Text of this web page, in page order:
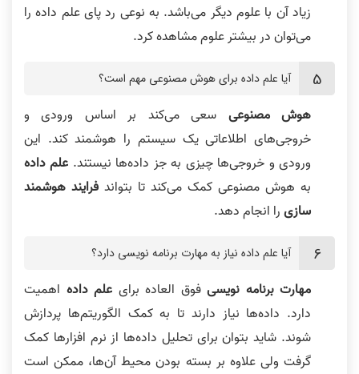
زیاد آن با علوم دیگر می‌باشد. به نوعی رد پای علم داده را
می‌توان در بیشتر علوم مشاهده کرد.
آیا علم داده برای هوش مصنوعی مهم است؟
هوش مصنوعی سعی می‌کند بر اساس ورودی و
خروجی‌های اطلاعاتی یک سیستم را هوشمند کند. این
ورودی و خروجی‌ها چیزی به جز داده‌ها نیستند. علم داده
به هوش مصنوعی کمک می‌کند تا بتواند فرایند هوشمند
سازیرا انجام دهد.
آیا علم داده نیاز به مهارت برنامه نویسی دارد؟
مهارت برنامه نویسی فوق العاده برای علم داده اهمیت
دارد. داده‌ها نیاز دارند تا به کمک الگوریتم‌ها پردازش
شوند. شاید بتوان برای تحلیل داده‌ها از نرم افزار‌ها کمک
گرفت ولی علاوه بر بسته بودن محیط آن‌ها، ممکن است